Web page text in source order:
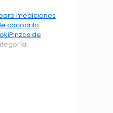
mediciones
cocodrilo
Pinzas de